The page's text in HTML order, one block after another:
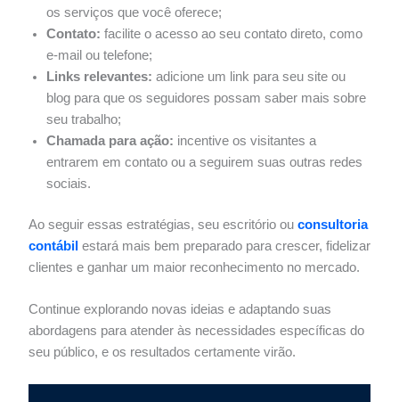
os serviços que você oferece;
Contato: facilite o acesso ao seu contato direto, como
e-mail ou telefone;
Links relevantes: adicione um link para seu site ou
blog para que os seguidores possam saber mais sobre
seu trabalho;
Chamada para ação: incentive os visitantes a
entrarem em contato ou a seguirem suas outras redes
sociais.
Ao seguir essas estratégias, seu escritório ou consultoria
contábil estará mais bem preparado para crescer, fidelizar
clientes e ganhar um maior reconhecimento no mercado.
Continue explorando novas ideias e adaptando suas
abordagens para atender às necessidades específicas do
seu público, e os resultados certamente virão.